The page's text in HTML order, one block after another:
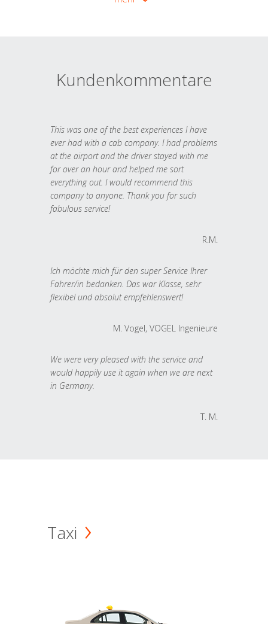
Kundenkommentare
This was one of the best experiences I have
ever had with a cab company. I had problems
at the airport and the driver stayed with me
for over an hour and helped me sort
everything out. I would recommend this
company to anyone. Thank you for such
fabulous service!
R.M.
Ich möchte mich für den super Service Ihrer
Fahrer/in bedanken. Das war Klasse, sehr
flexibel und absolut empfehlenswert!
M. Vogel, VOGEL Ingenieure
We were very pleased with the service and
would happily use it again when we are next
in Germany.
T. M.
Taxi